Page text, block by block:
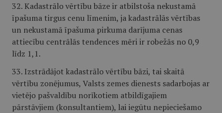
32. Kadastrālo vērtību bāze ir atbilstoša nekustamā
īpašuma tirgus cenu līmenim, ja kadastrālās vērtības
un nekustamā īpašuma pirkuma darījuma cenas
attiecību centrālās tendences mēri ir robežās no 0,9
līdz 1,1.
33. Izstrādājot kadastrālo vērtību bāzi, tai skaitā
vērtību zonējumus, Valsts zemes dienests sadarbojas ar
vietējo pašvaldību norīkotiem atbildīgajiem
pārstāvjiem (konsultantiem), lai iegūtu nepieciešamo